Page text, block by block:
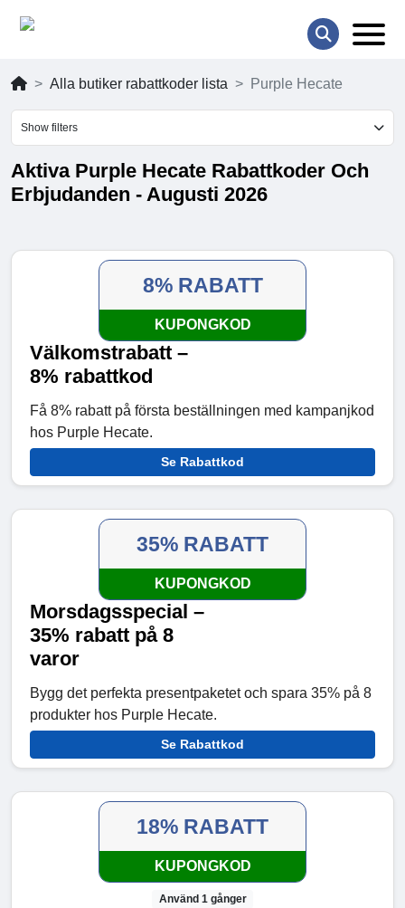
Alla butiker rabattkoder lista Purple Hecate
Show filters
Aktiva Purple Hecate Rabattkoder Och
Erbjudanden - Augusti 2026
8% RABATT
KUPONGKOD
Välkomstrabatt –
8% rabattkod
Få 8% rabatt på första beställningen med kampanjkod
hos Purple Hecate.
Se Rabattkod
35% RABATT
KUPONGKOD
Morsdagsspecial –
35% rabatt på 8
varor
Bygg det perfekta presentpaketet och spara 35% på 8
produkter hos Purple Hecate.
Se Rabattkod
18% RABATT
KUPONGKOD
Använd 1 gånger